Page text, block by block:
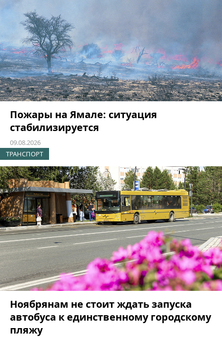
Пожары на Ямале: ситуация
стабилизируется
09.08.2026
ТРАНСПОРТ
Ноябрянам не стоит ждать запуска
автобуса к единственному городскому
пляжу